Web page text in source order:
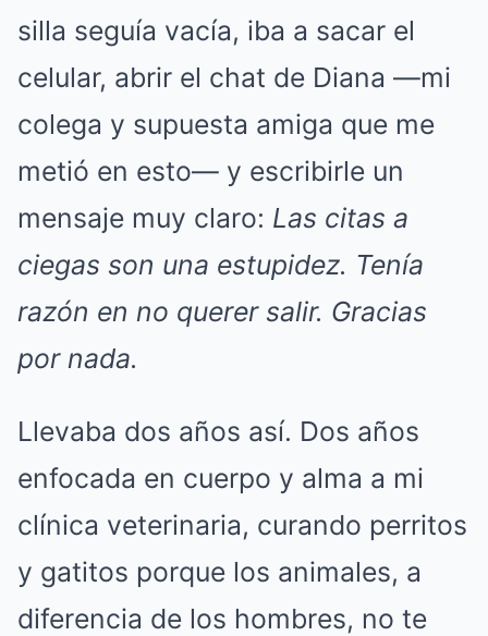
silla seguía vacía, iba a sacar el
celular, abrir el chat de Diana —mi
colega y supuesta amiga que me
metió en esto— y escribirle un
mensaje muy claro: Las citas a
ciegas son una estupidez. Tenía
razón en no querer salir. Gracias
por nada.
Llevaba dos años así. Dos años
enfocada en cuerpo y alma a mi
clínica veterinaria, curando perritos
y gatitos porque los animales, a
diferencia de los hombres, no te